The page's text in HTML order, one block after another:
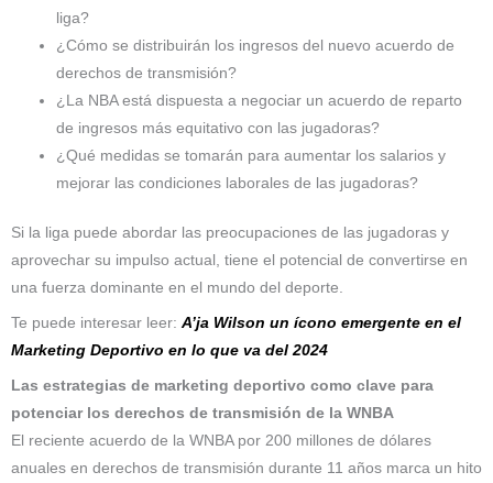
liga?
¿Cómo se distribuirán los ingresos del nuevo acuerdo de
derechos de transmisión?
¿La NBA está dispuesta a negociar un acuerdo de reparto
de ingresos más equitativo con las jugadoras?
¿Qué medidas se tomarán para aumentar los salarios y
mejorar las condiciones laborales de las jugadoras?
Si la liga puede abordar las preocupaciones de las jugadoras y
aprovechar su impulso actual, tiene el potencial de convertirse en
una fuerza dominante en el mundo del deporte.
Te puede interesar leer: A’ja Wilson un ícono emergente en el
Marketing Deportivo en lo que va del 2024
Las estrategias de marketing deportivo como clave para
potenciar los derechos de transmisión de la WNBA
El reciente acuerdo de la WNBA por 200 millones de dólares
anuales en derechos de transmisión durante 11 años marca un hito